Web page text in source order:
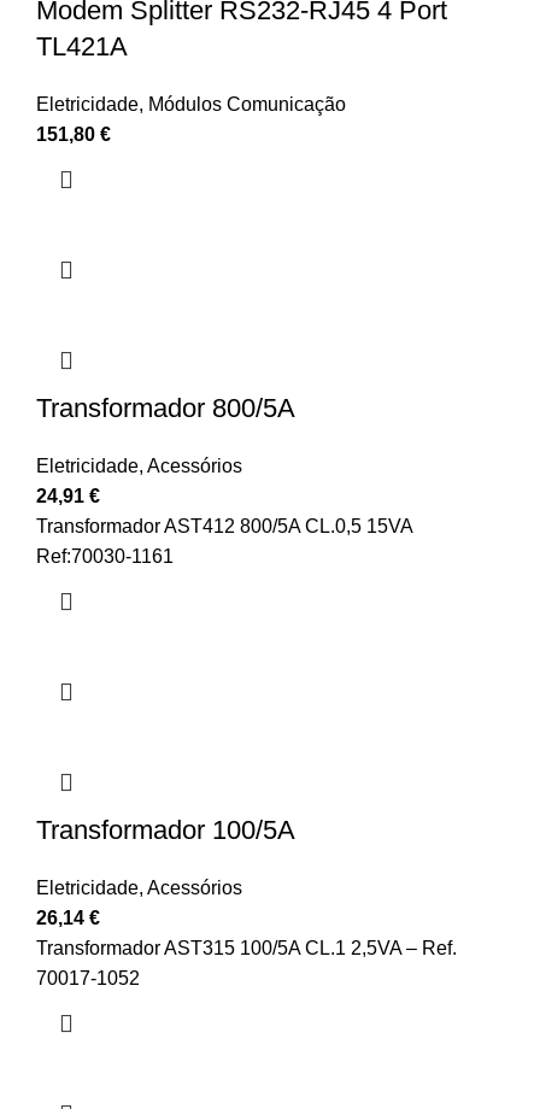
Modem Splitter RS232-RJ45 4 Port
TL421A
Eletricidade, Módulos Comunicação
151,80 €
Transformador 800/5A
Eletricidade, Acessórios
24,91 €
Transformador AST412 800/5A CL.0,5 15VA
Ref:70030-1161
Transformador 100/5A
Eletricidade, Acessórios
26,14 €
Transformador AST315 100/5A CL.1 2,5VA – Ref.
70017-1052